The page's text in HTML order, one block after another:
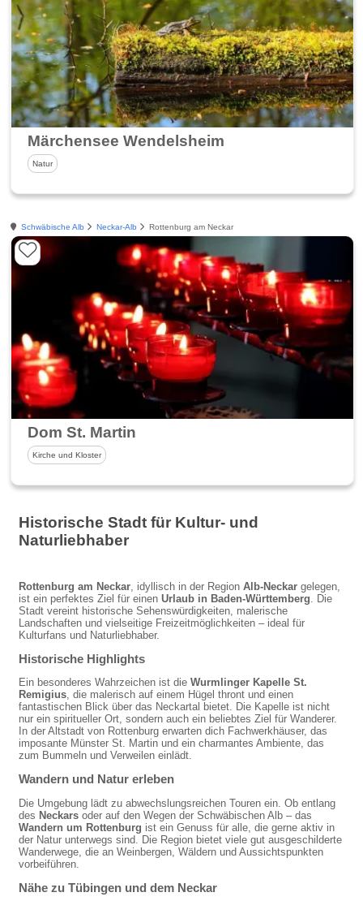
Märchensee Wendelsheim
Natur
Schwäbische Alb Neckar-Alb Rottenburg am Neckar
Dom St. Martin
Kirche und Kloster
Historische Stadt für Kultur- und
Naturliebhaber
Rottenburg am Neckar , idyllisch in der RegionAlb-Neckar gelegen,
ist ein perfektes Ziel für einenUrlaub in Baden-Württemberg . Die
Stadt vereint historische Sehenswürdigkeiten, malerische
Landschaften und vielseitige Freizeitmöglichkeiten – ideal für
Kulturfans und Naturliebhaber.
Historische Highlights
Ein besonderes Wahrzeichen ist dieWurmlinger Kapelle St.
Remigius, die malerisch auf einem Hügel thront und einen
fantastischen Blick über das Neckartal bietet. Die Kapelle ist nicht
nur ein spiritueller Ort, sondern auch ein beliebtes Ziel für Wanderer.
In der Altstadt von Rottenburg erwarten dich Fachwerkhäuser, das
imposante Münster St. Martin und ein charmantes Ambiente, das
zum Bummeln und Verweilen einlädt.
Wandern und Natur erleben
Die Umgebung lädt zu abwechslungsreichen Touren ein. Ob entlang
des Neckars oder auf den Wegen der Schwäbischen Alb – das
Wandern um Rottenburg ist ein Genuss für alle, die gerne aktiv in
der Natur unterwegs sind. Die Region bietet viele gut ausgeschilderte
Wanderwege, die an Weinbergen, Wäldern und Aussichtspunkten
vorbeiführen.
Nähe zu Tübingen und dem Neckar